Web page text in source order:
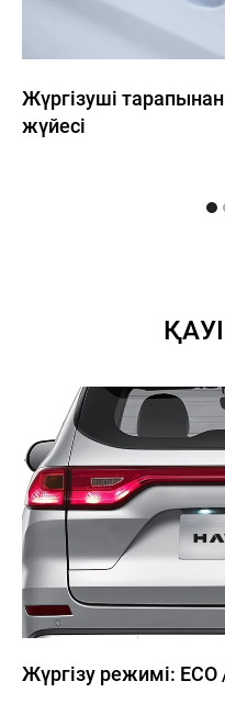
Жүргізуші тарапынан
жүйесі
Жүргізу режимі: